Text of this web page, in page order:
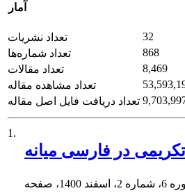
آمار
تعداد نشریات
32
تعداد شماره‌ها
868
تعداد مقالات
8,469
تعداد مشاهده مقاله
تعداد دریافت فایل اصل مقاله
1.
در فارسی میانه